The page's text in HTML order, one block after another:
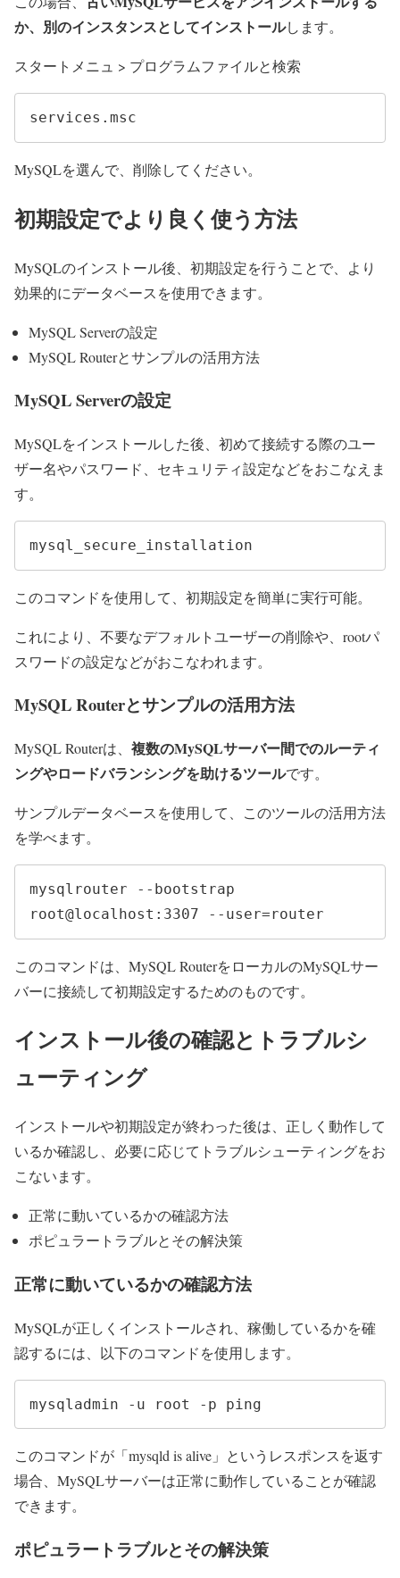
か、別のインスタンスとしてインストールします。
スタートメニュ > プログラムファイルと検索
services.msc
MySQLを選んで、削除してください。
初期設定でより良く使う方法
MySQLのインストール後、初期設定を行うことで、より
効果的にデータベースを使用できます。
MySQL Serverの設定
MySQL Routerとサンプルの活用方法
MySQL Serverの設定
MySQLをインストールした後、初めて接続する際のユー
ザー名やパスワード、セキュリティ設定などをおこなえま
す。
mysql_secure_installation
このコマンドを使用して、初期設定を簡単に実行可能。
これにより、不要なデフォルトユーザーの削除や、rootパ
スワードの設定などがおこなわれます。
MySQL Routerとサンプルの活用方法
MySQL Routerは、 複数のMySQLサーバー間でのルーティ
ングやロードバランシングを助けるツールです。
サンプルデータベースを使用して、このツールの活用方法
を学べます。
mysqlrouter --bootstrap
root@localhost:3307 --user=router
このコマンドは、MySQL RouterをローカルのMySQLサー
バーに接続して初期設定するためのものです。
インストール後の確認とトラブルシ
ューティング
インストールや初期設定が終わった後は、正しく動作して
いるか確認し、必要に応じてトラブルシューティングをお
こないます。
正常に動いているかの確認方法
ポピュラートラブルとその解決策
正常に動いているかの確認方法
MySQLが正しくインストールされ、稼働しているかを確
認するには、以下のコマンドを使用します。
mysqladmin -u root -p ping
このコマンドが「mysqld is alive」というレスポンスを返す
場合、MySQLサーバーは正常に動作していることが確認
できます。
ポピュラートラブルとその解決策